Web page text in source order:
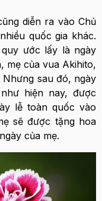
diễn ra vào Chủ
quốc gia khác.
ước lấy là ngày
mẹ của vua Akihito,
Nhưng sau đó, ngày
hiện nay, được
lễ toàn quốc vào
sẽ được tặng hoa
của mẹ.